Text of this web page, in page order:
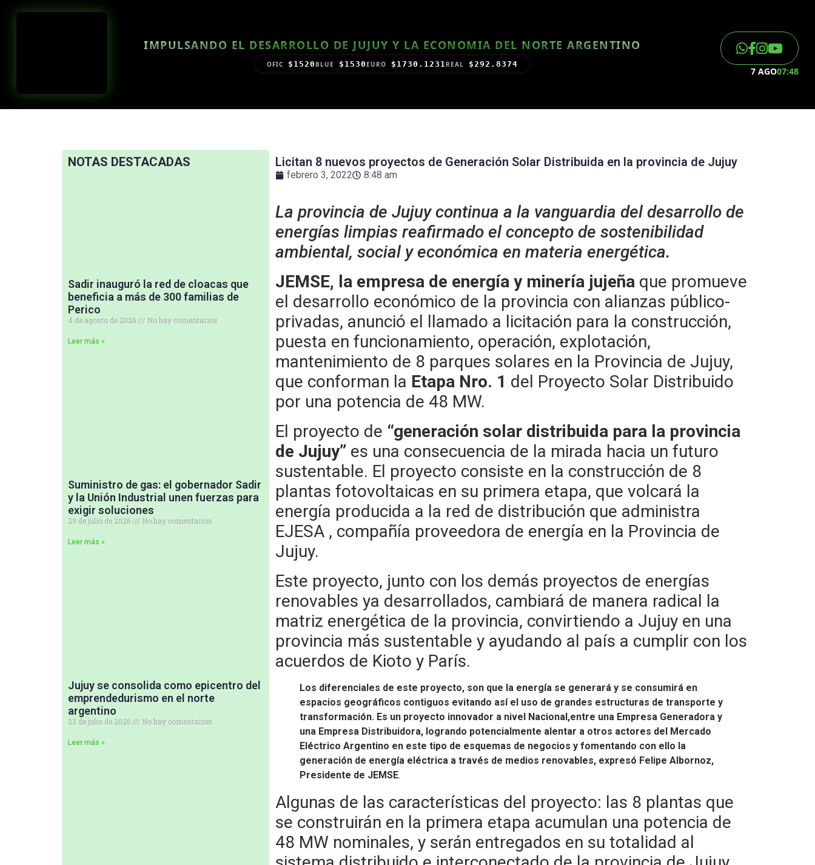
IMPULSANDO EL DESARROLLO DE JUJUY Y LA ECONOMIA DEL NORTE ARGENTINO
OFIC $1520 BLUE $1530 EURO $1730.1231REAL $292.8374
7 AGO07:48
NOTAS DESTACADAS
Sadir inauguró la red de cloacas que
beneficia a más de 300 familias de
Perico
4 de agosto de 2026 No hay comentarios
Leer más »
Suministro de gas: el gobernador Sadir
y la Unión Industrial unen fuerzas para
exigir soluciones
29 de julio de 2026 No hay comentarios
Leer más »
Jujuy se consolida como epicentro del
emprendedurismo en el norte
argentino
23 de julio de 2026 No hay comentarios
Leer más »
Licitan 8 nuevos proyectos de Generación Solar Distribuida en la provincia de Jujuy
febrero 3, 2022 8:48 am
La provincia de Jujuy continua a la vanguardia del desarrollo de
energías limpias reafirmado el concepto de sostenibilidad
ambiental, social y económica en materia energética.
JEMSE, la empresa de energía y minería jujeña que promueve
el desarrollo económico de la provincia con alianzas público-
privadas, anunció el llamado a licitación para la construcción,
puesta en funcionamiento, operación, explotación,
mantenimiento de 8 parques solares en la Provincia de Jujuy,
que conforman la Etapa Nro. 1 del Proyecto Solar Distribuido
por una potencia de 48 MW.
El proyecto de “generación solar distribuida para la provincia
de Jujuy” es una consecuencia de la mirada hacia un futuro
sustentable. El proyecto consiste en la construcción de 8
plantas fotovoltaicas en su primera etapa, que volcará la
energía producida a la red de distribución que administra
EJESA , compañía proveedora de energía en la Provincia de
Jujuy.
Este proyecto, junto con los demás proyectos de energías
renovables ya desarrollados, cambiará de manera radical la
matriz energética de la provincia, convirtiendo a Jujuy en una
provincia más sustentable y ayudando al país a cumplir con los
acuerdos de Kioto y París.
Los diferenciales de este proyecto, son que la energía se generará y se consumirá en
espacios geográficos contiguos evitando así el uso de grandes estructuras de transporte y
transformación. Es un proyecto innovador a nivel Nacional,entre una Empresa Generadora y
una Empresa Distribuidora, logrando potencialmente alentar a otros actores del Mercado
Eléctrico Argentino en este tipo de esquemas de negocios y fomentando con ello la
generación de energía eléctrica a través de medios renovables, expresó Felipe Albornoz,
Presidente de JEMSE.
Algunas de las características del proyecto: las 8 plantas que
se construirán en la primera etapa acumulan una potencia de
48 MW nominales, y serán entregados en su totalidad al